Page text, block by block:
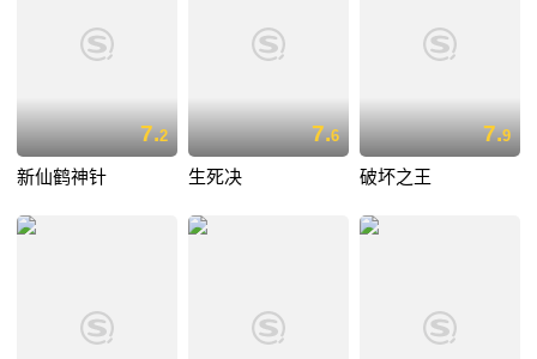
7.2
新仙鹤神针
7.6
生死决
7.9
破坏之王